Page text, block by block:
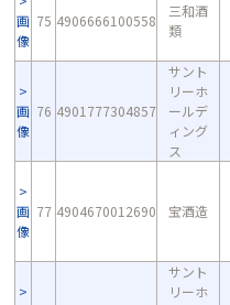
画
像
75 4906666100558
三和酒
類
画
像
76 4901777304857
サント
リーホ
ールデ
ィング
ス
画
像
77 4904670012690 宝酒造
サント
リーホ